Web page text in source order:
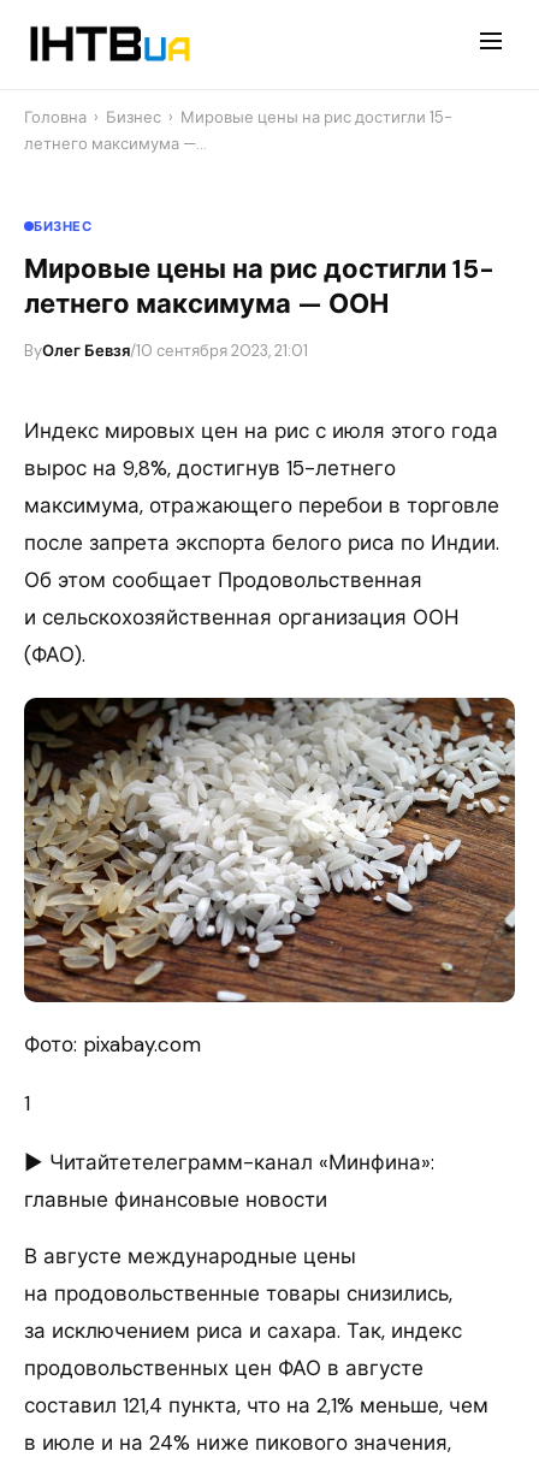
Головна › Бизнес › Мировые цены на рис достигли 15-
летнего максимума —…
БИЗНЕС
Мировые цены на рис достигли 15-
летнего максимума — ООН
ByОлег Бевзя/10 сентября 2023, 21:01
Индекс мировых цен на рис с июля этого года
вырос на 9,8%, достигнув 15-летнего
максимума, отражающего перебои в торговле
после запрета экспорта белого риса по Индии.
Об этом сообщает Продовольственная
и сельскохозяйственная организация ООН
(ФАО).
Фото: pixabay.com
1
► Читайтетелеграмм-канал «Минфина»:
главные финансовые новости
В августе международные цены
на продовольственные товары снизились,
за исключением риса и сахара. Так, индекс
продовольственных цен ФАО в августе
составил 121,4 пункта, что на 2,1% меньше, чем
в июле и на 24% ниже пикового значения,